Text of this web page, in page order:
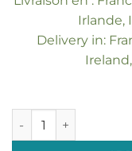
Irlande,
Delivery in:
quantité de Badges